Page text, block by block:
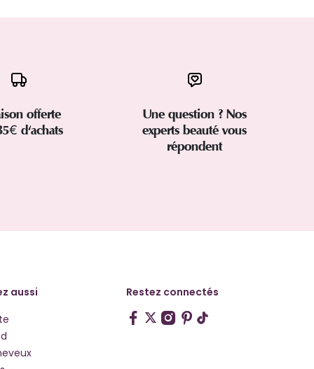
offerte
d'achats
Une question ? Nos
experts beauté vous
répondent
aussi
Restez connectés